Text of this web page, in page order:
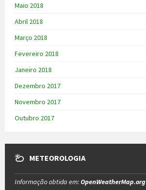
Maio 2018
Abril 2018
Março 2018
Fevereiro 2018
Janeiro 2018
Dezembro 2017
Novembro 2017
Outubro 2017
METEOROLOGIA
Informação obtida em:OpenWeatherMap.org